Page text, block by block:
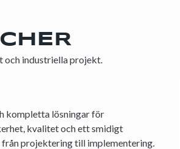
och industriella projekt.
kompletta lösningar för
kvalitet och ett smidigt
projektering till implementering.